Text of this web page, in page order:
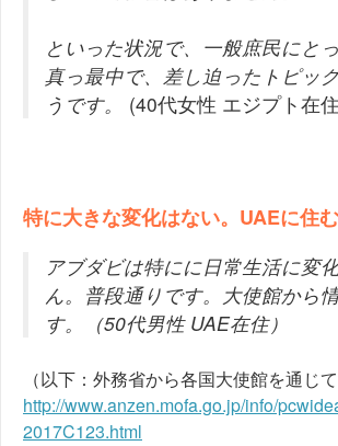
といった状況で、一般庶民にと
真っ最中で、差し迫ったトピッ
うです。
(40代女性 エジプト在
特に大きな変化はない。UAEに住
アブダビは特にに日常生活に変
ん。普段通りです。大使館から
す。（50代男性 UAE在住）
（以下：外務省から各国大使館を通じ
http://www.anzen.mofa.go.jp/info/
2017C123.html